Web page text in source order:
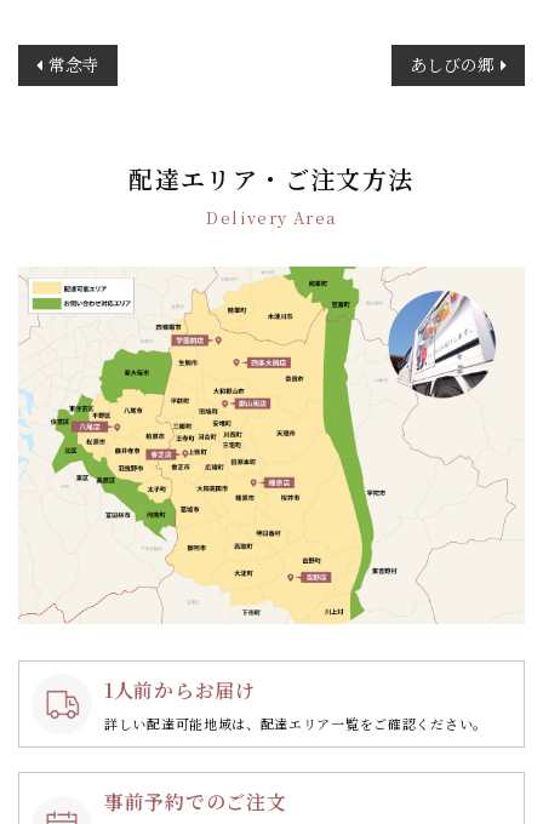
稿
ン
常念寺 あしびの郷
配達エリア・ご注文方法
Delivery Area
1人前からお届け
詳しい配達可能地域は、配達エリア一覧をご確認ください。
事前予約でのご注文